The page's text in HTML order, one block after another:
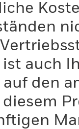
auch
den
diesem